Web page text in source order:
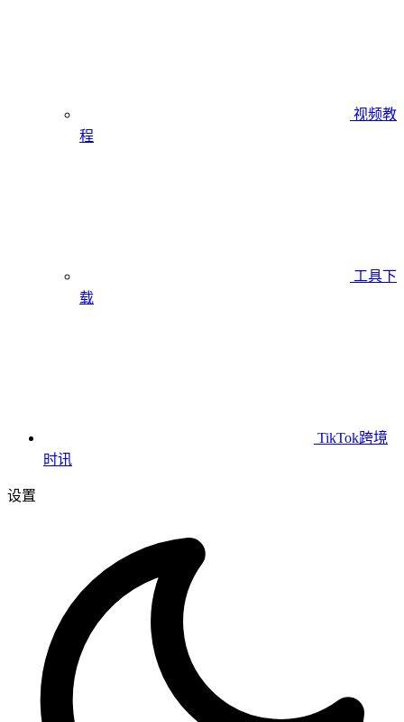
视频教
程
工具下
载
TikTok跨境
时讯
设置